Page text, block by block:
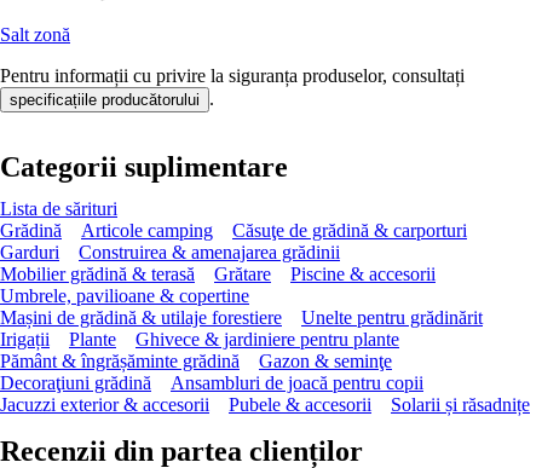
Salt zonă
Pentru informații cu privire la siguranța produselor, consultați
specificațiile producătorului .
Categorii suplimentare
Lista de sărituri
Grădină
Articole camping
Căsuţe de grădină & carporturi
Garduri
Construirea & amenajarea grădinii
Mobilier grădină & terasă
Grătare
Piscine & accesorii
Umbrele, pavilioane & copertine
Mașini de grădină & utilaje forestiere
Unelte pentru grădinărit
Irigații
Plante
Ghivece & jardiniere pentru plante
Pământ & îngrășăminte grădină
Gazon & seminţe
Decoraţiuni grădină
Ansambluri de joacă pentru copii
Jacuzzi exterior & accesorii
Pubele & accesorii Solarii și răsadnițe
Recenzii din partea clienților